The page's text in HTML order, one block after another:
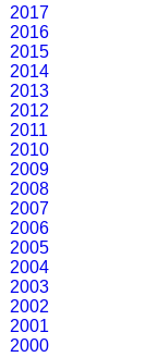
2017
2016
2015
2014
2013
2012
2011
2010
2009
2008
2007
2006
2005
2004
2003
2002
2001
2000